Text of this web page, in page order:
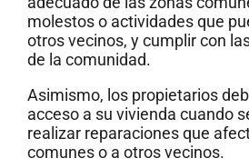
molestos o actividades que
otros vecinos, y cumplir con
de la comunidad.
Asimismo, los propietarios
acceso a su vivienda cuando
realizar reparaciones que
comunes o a otros vecinos.